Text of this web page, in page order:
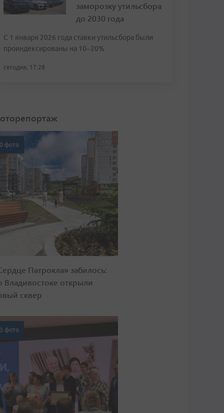
заморозку утильсбора
до 2030 года
С 1 января 2026 года ставки утильсбора были
проиндексированы на 10–20%
сегодня, 17:28
фото
Патрокла» забилось:
Владивостоке открыли
сквер
фото